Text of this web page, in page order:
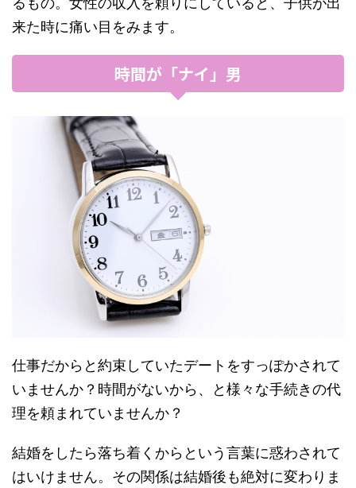
来た時に痛い目をみます。
時間が「ナイ」男
仕事だからと約束していたデートをすっぽかされて
いませんか？時間がないから、と様々な手続きの代
理を頼まれていませんか？
結婚をしたら落ち着くからという言葉に惑わされて
はいけません。その関係は結婚後も絶対に変わりま